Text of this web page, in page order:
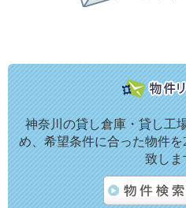
神奈川の貸し倉庫・貸し工
め、希望条件に合った物件
致しま